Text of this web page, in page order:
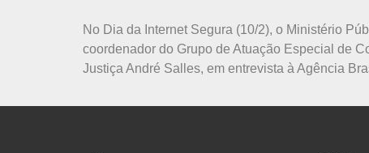
No Dia da Internet Segura (10/2), o Ministério
coordenador do Grupo de Atuação Especial de
Justiça André Salles, em entrevista à Agência